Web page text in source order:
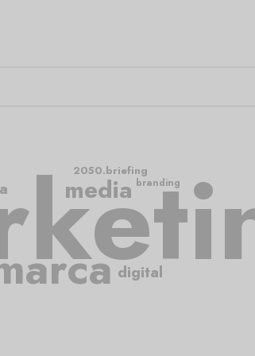
media
digital
2050.briefing
branding